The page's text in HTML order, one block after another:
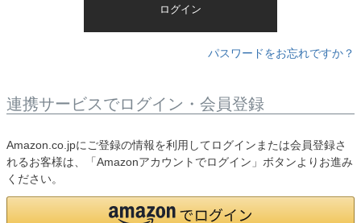
ログイン
パスワードをお忘れですか？
連携サービスでログイン・会員登録
Amazon.co.jpにご登録の情報を利用してログインまたは会員登録さ
れるお客様は、「Amazonアカウントでログイン」ボタンよりお進み
ください。